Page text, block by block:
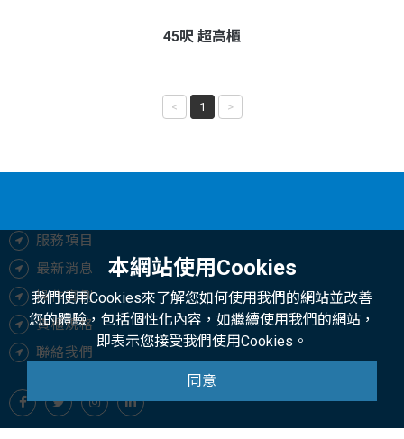
45呎 超高櫃
< 1 >
服務項目
最新消息
操作實例
貨櫃規格
聯絡我們
本網站使用Cookies
我們使用Cookies來了解您如何使用我們的網站並改善
您的體驗，包括個性化內容，如繼續使用我們的網站，
即表示您接受我們使用Cookies。
同意